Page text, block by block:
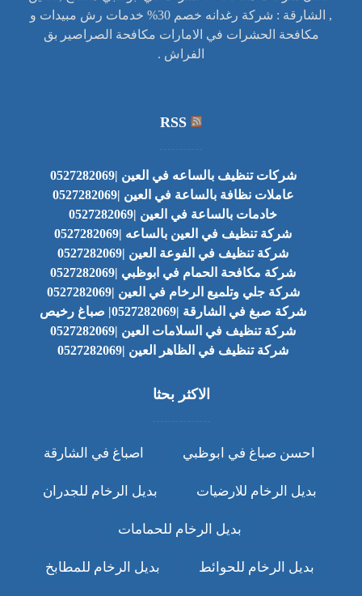
, الشارقة : شركة رغدانه خصم 30% خدمات رش مبيدات و
مكافحة الحشرات في الامارات مكافحة الصراصير بق
الفراش .
RSS
شركات تنظيف بالساعه في العين |0527282069
عاملات نظافة بالساعة في العين |0527282069
خادمات بالساعة في العين |0527282069
شركة تنظيف في العين بالساعه |0527282069
شركة تنظيف في الفوعة العين |0527282069
شركة مكافحة الحمام في ابوظبي |0527282069
شركة جلي وتلميع الرخام في العين |0527282069
شركة صبغ في الشارقة |0527282069| صباغ رخيص
شركة تنظيف في السلامات العين |0527282069
شركة تنظيف في الظاهر العين |0527282069
الاكثر بحثا
احسن صباغ في ابوظبي اصباغ في الشارقة
بديل الرخام للارضيات بديل الرخام للجدران
بديل الرخام للحمامات
بديل الرخام للحوائط بديل الرخام للمطابخ